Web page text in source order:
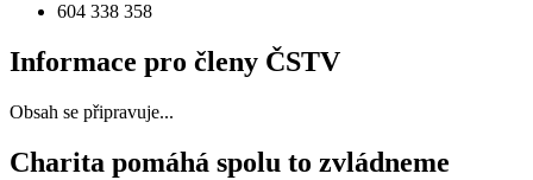
604 338 358
Informace pro členy ČSTV
Obsah se připravuje...
Charita pomáhá spolu to zvládneme